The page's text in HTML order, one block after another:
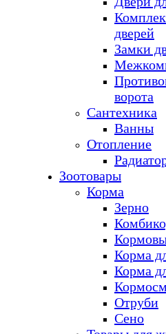
дверей
Замки
ворота
Сантехника
Ванны
Отопление
Зоотовары
Корма
Зерно
Корма
Корма
Отруби
Сено